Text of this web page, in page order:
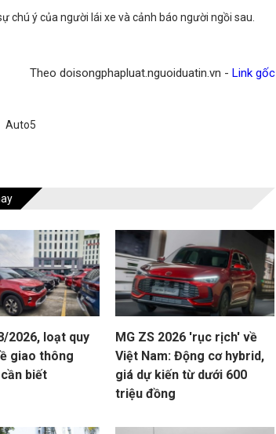
chú ý của người lái xe và cảnh báo người ngồi sau.
Theo doisongphapluat.nguoiduatin.vn - Link gốc
Auto5
2026, loạt quy
giao thông
biết
MG ZS 2026 'rục rịch' về
Việt Nam: Động cơ hybrid,
giá dự kiến từ dưới 600
triệu đồng